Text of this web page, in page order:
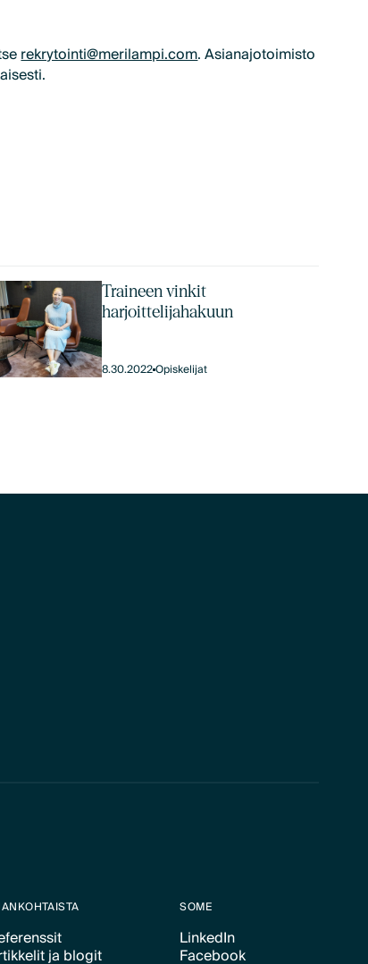
rekrytointi@merilampi.com. Asianajotoimisto
Traineen vinkit
harjoittelijahakuun
8.30.2022Opiskelijat
Linkja blogit
SOME
LinkedIn
Text Link
Facebook